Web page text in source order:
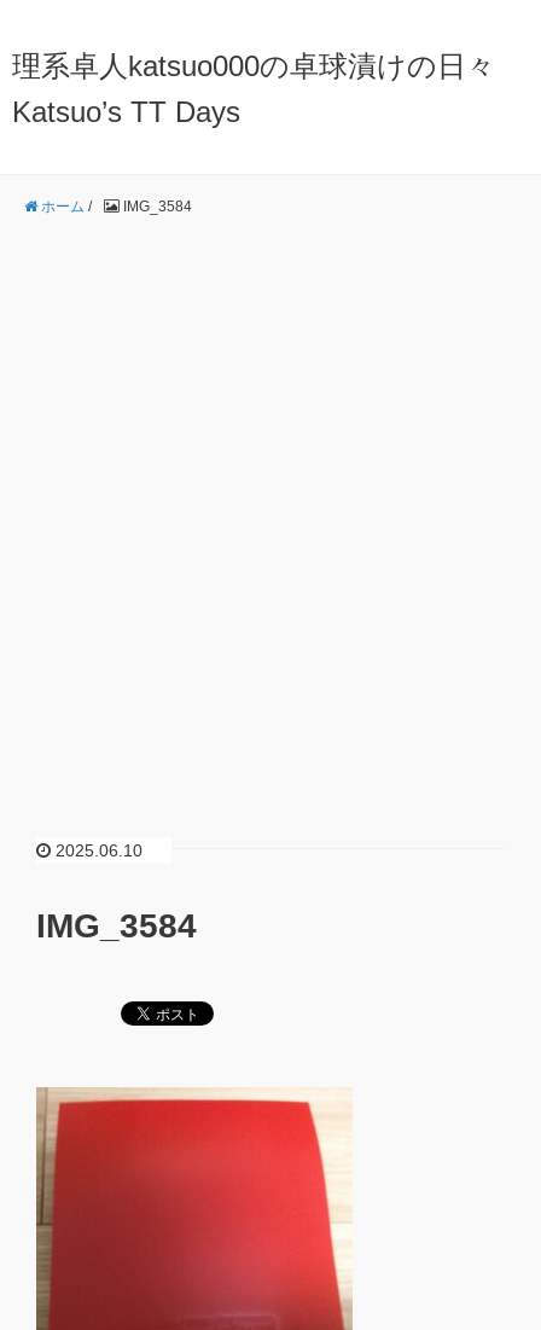
理系卓人katsuo000の卓球漬けの日々
Katsuo’s TT Days
ホーム / IMG_3584
2025.06.10
IMG_3584